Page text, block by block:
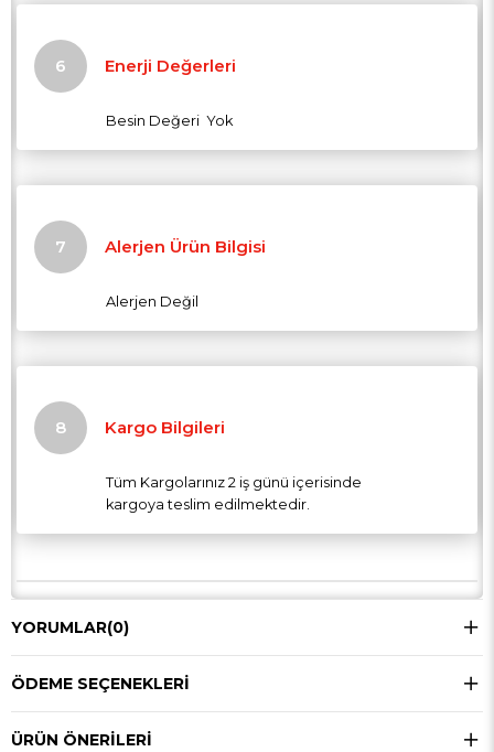
Enerji Değerleri
Besin Değeri Yok
Alerjen Ürün Bilgisi
Alerjen Değil
Kargo Bilgileri
Tüm Kargolarınız 2 iş günü içerisinde
kargoya teslim edilmektedir.
YORUMLAR(0)
ÖDEME SEÇENEKLERI
ÜRÜN ÖNERILERI